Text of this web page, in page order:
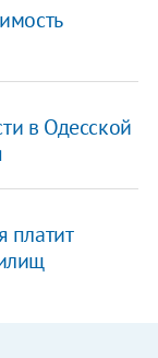
в Одесской
платит